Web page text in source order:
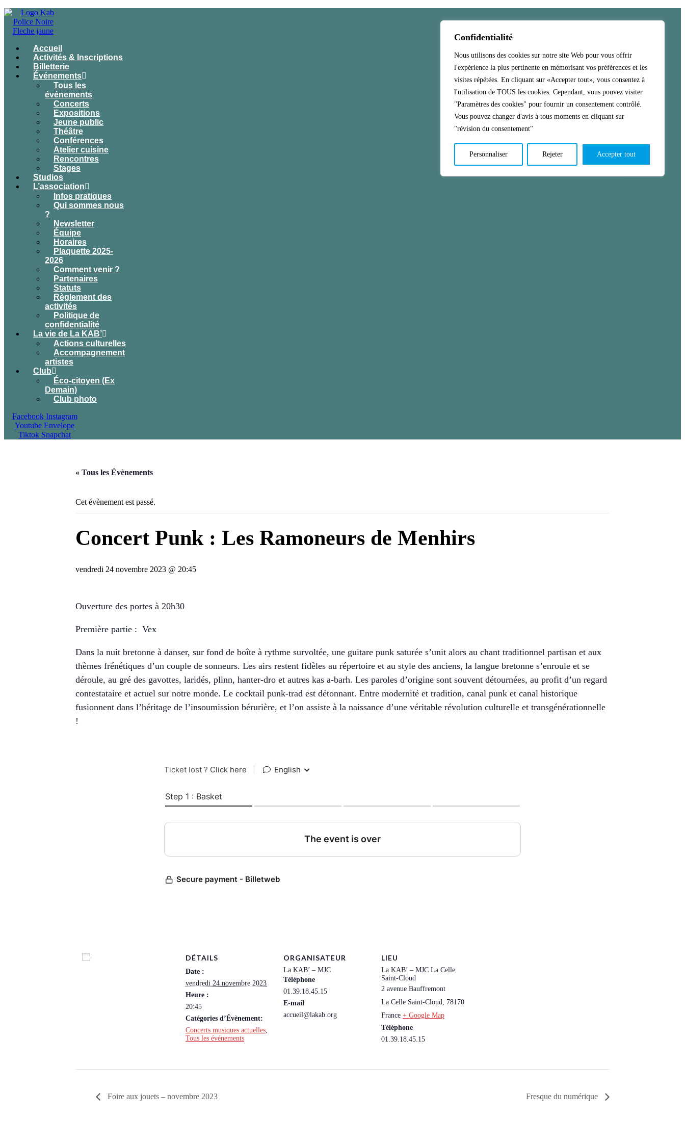
Confidentialité
Nous utilisons des cookies sur notre site Web pour vous offrir
l'expérience la plus pertinente en mémorisant vos préférences et les
visites répétées. En cliquant sur «Accepter tout», vous consentez à
l'utilisation de TOUS les cookies. Cependant, vous pouvez visiter
"Paramètres des cookies" pour fournir un consentement contrôlé.
Vous pouvez changer d'avis à tous moments en cliquant sur
"révision du consentement"
Personnaliser Rejeter Accepter tout
Accueil
Activités & Inscriptions
Billetterie
Événements
Tous les
événements
Concerts
Expositions
Jeune public
Théâtre
Conférences
Atelier cuisine
Rencontres
Stages
Studios
L’association
Infos pratiques
Qui sommes nous
?
Newsletter
Équipe
Horaires
Plaquette 2025-
2026
Comment venir ?
Partenaires
Statuts
Règlement des
activités
Politique de
confidentialité
La vie de La KAB’
Actions culturelles
Accompagnement
artistes
Club
Éco-citoyen (Ex
Demain)
Club photo
Facebook Instagram
Youtube Envelope
Tiktok Snapchat
« Tous les Évènements
Cet évènement est passé.
Concert Punk : Les Ramoneurs de Menhirs
vendredi 24 novembre 2023 @ 20:45
Ouverture des portes à 20h30
Première partie : Vex
Dans la nuit bretonne à danser, sur fond de boîte à rythme survoltée, une guitare punk saturée s’unit alors au chant traditionnel partisan et aux
thèmes frénétiques d’un couple de sonneurs. Les airs restent fidèles au répertoire et au style des anciens, la langue bretonne s’enroule et se
déroule, au gré des gavottes, laridés, plinn, hanter-dro et autres kas a-barh. Les paroles d’origine sont souvent détournées, au profit d’un regard
contestataire et actuel sur notre monde. Le cocktail punk-trad est détonnant. Entre modernité et tradition, canal punk et canal historique
fusionnent dans l’héritage de l’insoumission bérurière, et l’on assiste à la naissance d’une véritable révolution culturelle et transgénérationnelle
!
DÉTAILS
Date :
vendredi 24 novembre 2023
Heure :
20:45
Catégories d’Évènement:
Concerts musiques actuelles
Tous les événements
ORGANISATEUR
La KAB’ – MJC
Téléphone
01.39.18.45.15
E-mail
accueil@lakab.org
LIEU
La KAB’ – MJC La Celle
Saint-Cloud
2 avenue Bauffremont
La Celle Saint-Cloud
78170
France + Google Map
Téléphone
01.39.18.45.15
Foire aux jouets – novembre 2023 Fresque du numérique